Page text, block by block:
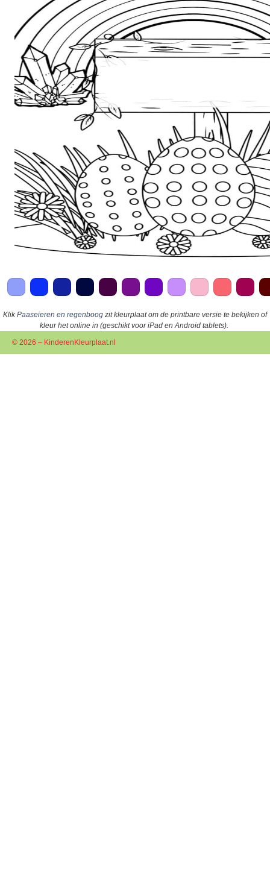
KlikPaaseieren en regenboog zit kleurplaat om de printbare versie te bekijken of
kleur het online in (geschikt voor iPad en Android tablets).
© 2026 – KinderenKleurplaat.nl